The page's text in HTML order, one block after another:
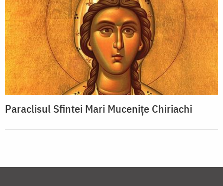
Paraclisul Sfintei Mari Mucenițe Chiriachi